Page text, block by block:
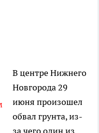
В центре Нижнего
Новгорода 29
июня произошел
обвал грунта, из-